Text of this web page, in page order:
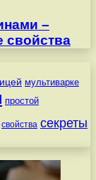
–
свойства
мультиварке
простой
свойства секреты